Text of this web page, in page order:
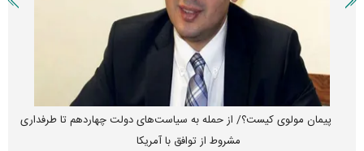
پیمان مولوی کیست؟/ از حمله به سیاست‌های دولت چهاردهم تا طرفداری
مشروط از توافق با آمریکا